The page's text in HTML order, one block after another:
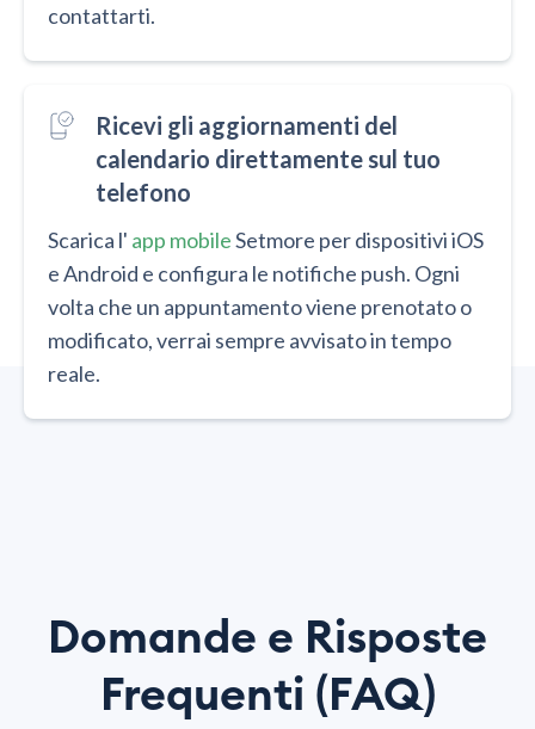
contattarti.
Ricevi gli aggiornamenti del
calendario direttamente sul tuo
telefono
Scarica l' app mobileSetmore per dispositivi iOS
e Android e configura le notifiche push. Ogni
volta che un appuntamento viene prenotato o
modificato, verrai sempre avvisato in tempo
reale.
Domande e Risposte
Frequenti (FAQ)